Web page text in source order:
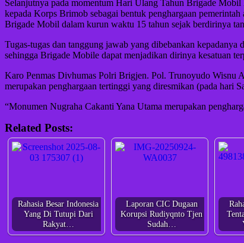
Selanjutnya pada momentum Hari Ulang Tahun Brigade
kepada Korps Brimob sebagai bentuk penghargaan
Brigade Mobil dalam kurun waktu 15 tahun sejak berdirinya
Tugas-tugas dan tanggung jawab yang dibebankan kepadanya
sehingga Brigade Mobile dapat menjadikan dirinya kesatuan
Karo Penmas Divhumas Polri Brigjen. Pol. Trunoyudo Wisnu
merupakan penghargaan tertinggi yang diresmikan (pada hari
“Monumen Nugraha Cakanti Yana Utama merupakan
Related Posts:
Rahasia Besar Indonesia
Yang Di Tutupi Dari
Rakyat…
Laporan CIC Dugaan
Korupsi Rudiyqnto Tjen
Sudah…